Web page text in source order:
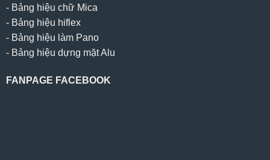
- Bảng hiệu chữ Mica
- Bảng hiệu hiflex
- Bảng hiệu làm Pano
- Bảng hiệu dựng mặt Alu
FANPAGE FACEBOOK